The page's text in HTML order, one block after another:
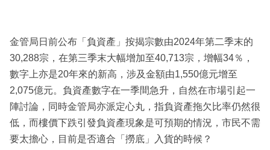
閱
專
區
金管局日前公布「負資產」按揭宗數由2024年第二季末的
30,288宗，在第三季末大幅增加至40,713宗，增幅34％，
數字上亦是20年來的新高，涉及金額由1,550億元增至
2,075億元。負資產數字在一季間急升，自然在市場引起一
陣討論，同時金管局亦派定心丸，指負資產拖欠比率仍然很
低，而樓價下跌引發負資產現象是可預期的情況，市民不需
要太擔心，目前是否適合「撈底」入貨的時候？